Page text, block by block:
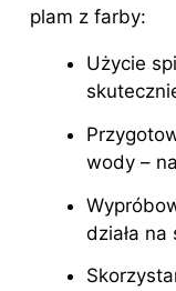
plam z farby:
Użycie
wody –
działa